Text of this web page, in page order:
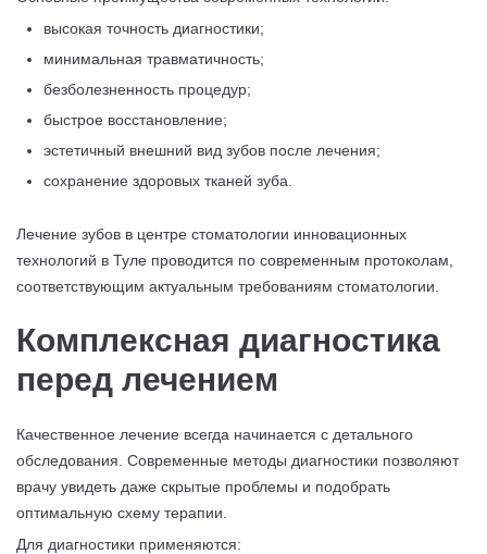
высокая точность диагностики;
минимальная травматичность;
безболезненность процедур;
быстрое восстановление;
эстетичный внешний вид зубов после лечения;
сохранение здоровых тканей зуба.
Лечение зубов в центре стоматологии инновационных
технологий в Туле проводится по современным протоколам,
соответствующим актуальным требованиям стоматологии.
Комплексная диагностика
перед лечением
Качественное лечение всегда начинается с детального
обследования. Современные методы диагностики позволяют
врачу увидеть даже скрытые проблемы и подобрать
оптимальную схему терапии.
Для диагностики применяются: